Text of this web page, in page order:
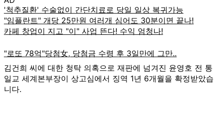
김건희 씨에 대한 청탁 의혹으로 재판에 넘겨진 윤영호 전 통
일교 세계본부장이 상고심에서 징역 1년 6개월을 확정받았습
니다.